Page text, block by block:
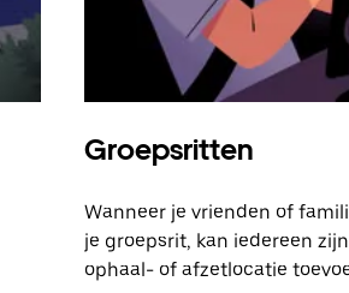
Groepsritten
Wanneer je vrienden of
je groepsrit, kan iedereen
ophaal- of afzetlocatie